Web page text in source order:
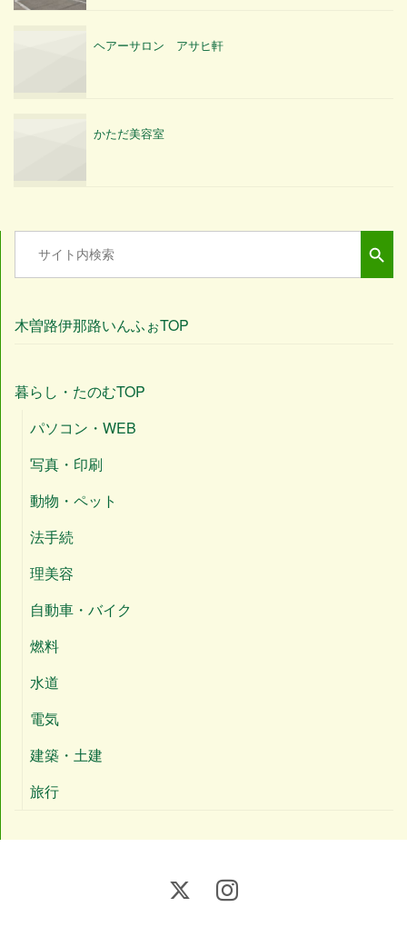
ヘアーサロン アサヒ軒
かただ美容室
Search Search Button
木曽路伊那路いんふぉTOP
暮らし・たのむTOP
パソコン・WEB
写真・印刷
動物・ペット
法手続
理美容
自動車・バイク
燃料
水道
電気
建築・土建
旅行